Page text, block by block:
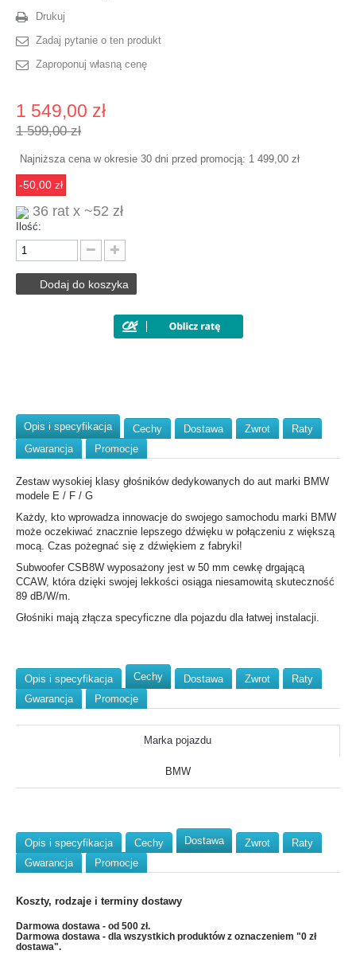
Drukuj
Zadaj pytanie o ten produkt
Zaproponuj własną cenę
1 549,00 zł
1 599,00 zł
Najniższa cena w okresie 30 dni przed promocją: 1 499,00 zł
-50,00 zł
36 rat x ~52 zł
Ilość:
Dodaj do koszyka
Opis i specyfikacja Cechy Dostawa Zwrot
Raty
Gwarancja
Promocje
Zestaw wysokiej klasy głośników dedykowanych do aut marki BMW
modele E / F / G
Każdy, kto wprowadza innowacje do swojego samochodu marki BMW
może oczekiwać znacznie lepszego dźwięku w połączeniu z większą
mocą. Czas pożegnać się z dźwiękiem z fabryki!
Subwoofer CSB8W wyposażony jest w 50 mm cewkę drgającą
CCAW, która dzięki swojej lekkości osiąga niesamowitą skuteczność
89 dB/W/m.
Głośniki mają złącza specyficzne dla pojazdu dla łatwej instalacji.
Opis i specyfikacja Cechy Dostawa Zwrot
Raty
Gwarancja
Promocje
Marka pojazdu
BMW
Opis i specyfikacja Cechy Dostawa Zwrot
Raty
Gwarancja
Promocje
Koszty, rodzaje i terminy dostawy
Darmowa dostawa - od 500 zł.
Darmowa dostawa - dla wszystkich produktów z oznaczeniem "0 zł
dostawa".